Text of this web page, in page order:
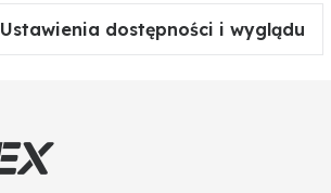
Ustawienia dostępności i wyglądu